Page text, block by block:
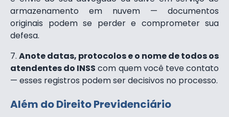
armazenamento em nuvem — documentos
originais podem se perder e comprometer sua
defesa.
Anote datas, protocolos e o nome de todos os
atendentes do INSS com quem você teve contato
— esses registros podem ser decisivos no processo.
Além do Direito Previdenciário